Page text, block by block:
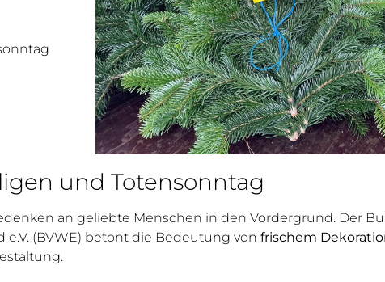
und Totensonntag
an geliebte Menschen in den Vordergrund. Der
(BVWE) betont die Bedeutung von frischem